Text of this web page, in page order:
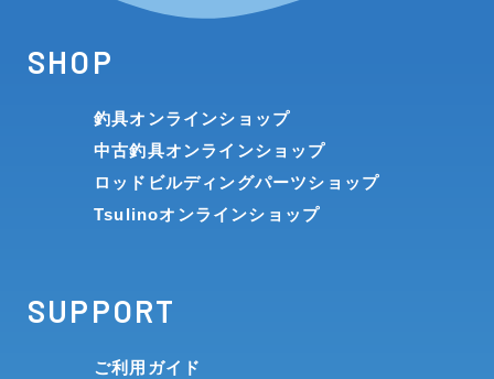
SHOP
釣具オンラインショップ
中古釣具オンラインショップ
ロッドビルディングパーツショップ
Tsulinoオンラインショップ
SUPPORT
ご利用ガイド